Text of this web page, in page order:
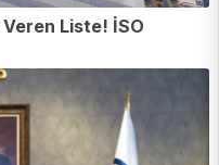
Liste! İSO